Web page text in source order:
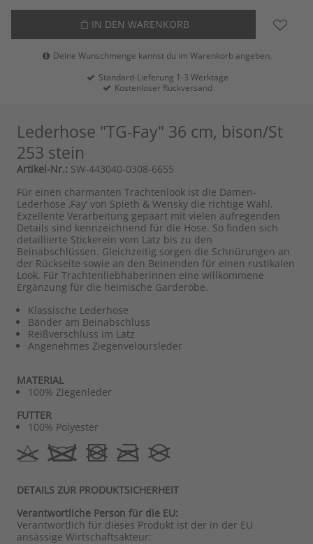
IN DEN WARENKORB
Deine Wunschmenge kannst du im Warenkorb angeben.
Standard-Lieferung 1-3 Werktage
Kostenloser Rückversand
Lederhose "TG-Fay" 36 cm, bison/St
253 stein
Artikel-Nr.: SW-443040-0308-6655
Für einen charmanten Trachtenlook ist die Damen-
Lederhose ‚Fay‘ von Spieth & Wensky die richtige Wahl.
Exzellente Verarbeitung gepaart mit vielen aufregenden
Details sind kennzeichnend für die Hose. So finden sich
detaillierte Stickerein vom Latz bis zu den
Beinabschlüssen. Gleichzeitig sorgen die Schnürungen an
der Rückseite sowie an den Beinenden für einen rustikalen
Look. Für Trachtenliebhaberinnen eine willkommene
Ergänzung für die heimische Garderobe.
Klassische Lederhose
Bänder am Beinabschluss
Reißverschluss im Latz
Angenehmes Ziegenveloursleder
MATERIAL
100% Ziegenleder
FUTTER
100% Polyester
DETAILS ZUR PRODUKTSICHERHEIT
Verantwortliche Person für die EU:
Verantwortlich für dieses Produkt ist der in der EU
ansässige Wirtschaftsakteur: